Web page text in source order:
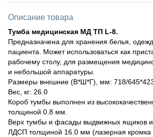
Описание товара
Тумба медицинская МД ТП L-8.
Предназначена для хранения белья,
пациента. Может использоваться как
рабочему столу, для размещения
и небольшой аппаратуры.
Размеры внешние (В*Ш*Г), мм: 718/
Вес, кг: 26.0
Короб тумбы выполнен из
толщиной 0.8 мм.
Верх тумбы и фасады выдвижных ящиков
ЛДСП толщиной 16.0 мм (лазерная кромка